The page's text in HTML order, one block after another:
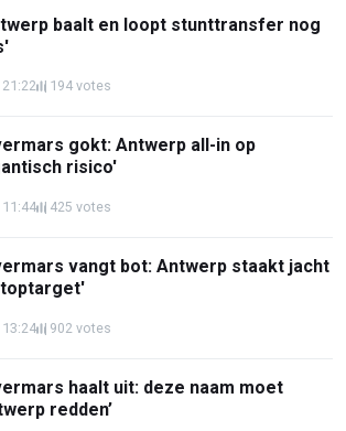
baalt en loopt stunttransfer nog
21:22 194 votes
gokt: Antwerp all-in op
risico'
11:44 425 votes
vangt bot: Antwerp staakt jacht
13:24 902 votes
haalt uit: deze naam moet
redden’